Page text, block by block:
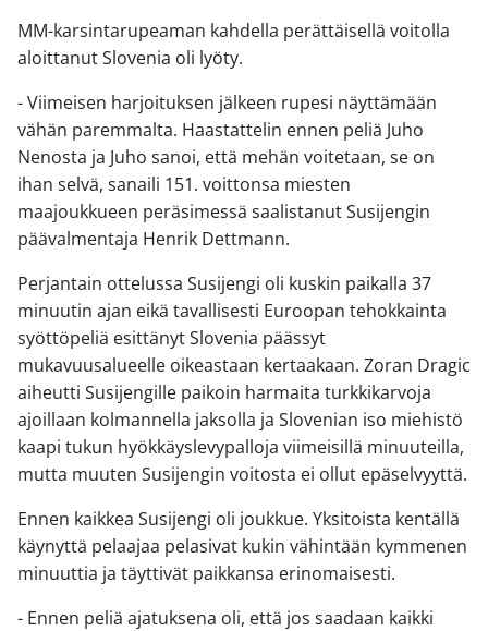
MM-karsintarupeaman kahdella perättäisellä voitolla
aloittanut Slovenia oli lyöty.
- Viimeisen harjoituksen jälkeen rupesi näyttämään
vähän paremmalta. Haastattelin ennen peliä Juho
Nenosta ja Juho sanoi, että mehän voitetaan, se on
ihan selvä, sanaili 151. voittonsa miesten
maajoukkueen peräsimessä saalistanut Susijengin
päävalmentaja Henrik Dettmann.
Perjantain ottelussa Susijengi oli kuskin paikalla 37
minuutin ajan eikä tavallisesti Euroopan tehokkainta
syöttöpeliä esittänyt Slovenia päässyt
mukavuusalueelle oikeastaan kertaakaan. Zoran Dragic
aiheutti Susijengille paikoin harmaita turkkikarvoja
ajoillaan kolmannella jaksolla ja Slovenian iso miehistö
kaapi tukun hyökkäyslevypalloja viimeisillä minuuteilla,
mutta muuten Susijengin voitosta ei ollut epäselvyyttä.
Ennen kaikkea Susijengi oli joukkue. Yksitoista kentällä
käynyttä pelaajaa pelasivat kukin vähintään kymmenen
minuuttia ja täyttivät paikkansa erinomaisesti.
- Ennen peliä ajatuksena oli, että jos saadaan kaikki